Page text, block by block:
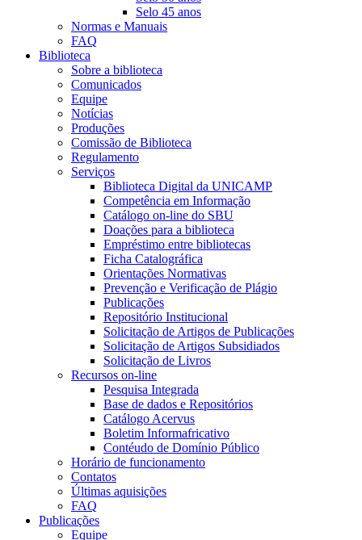
Selo 45 anos
Normas e Manuais
FAQ
Biblioteca
Sobre a biblioteca
Comunicados
Equipe
Notícias
Produções
Comissão de Biblioteca
Regulamento
Serviços
Biblioteca Digital da UNICAMP
Competência em Informação
Catálogo on-line do SBU
Doações para a biblioteca
Empréstimo entre bibliotecas
Ficha Catalográfica
Orientações Normativas
Prevenção e Verificação de Plágio
Publicações
Repositório Institucional
Solicitação de Artigos de Publicações
Solicitação de Artigos Subsidiados
Solicitação de Livros
Recursos on-line
Pesquisa Integrada
Base de dados e Repositórios
Catálogo Acervus
Boletim Informafricativo
Contéudo de Domínio Público
Horário de funcionamento
Contatos
Últimas aquisições
FAQ
Publicações
Equipe